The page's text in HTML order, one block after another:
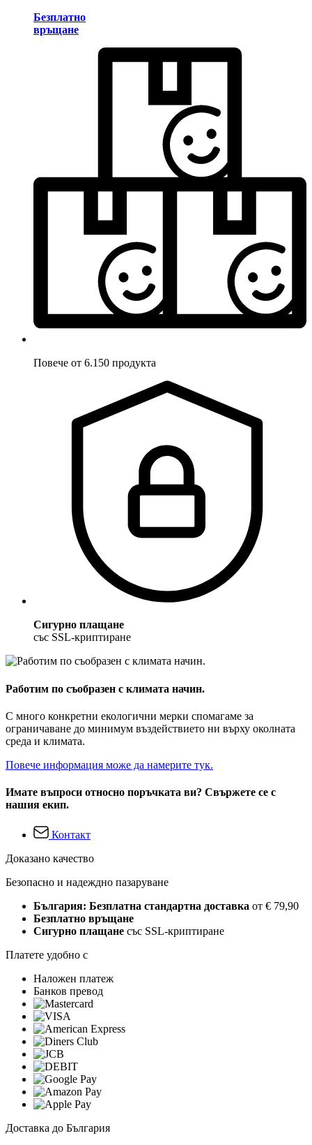
Безплатно
връщане
Повече от 6.150 продукта
Сигурно плащане
със SSL-криптиране
Работим по съобразен с климата начин.
С много конкретни екологични мерки спомагаме за
ограничаване до минимум въздействието ни върху околната
среда и климата.
Повече информация може да намерите тук.
Имате въпроси относно поръчката ви? Свържете се с
нашия екип.
Контакт
Доказано качество
Безопасно и надеждно пазаруване
България: Безплатна стандартна доставка от € 79,90
Безплатно връщане
Сигурно плащане със SSL-криптиране
Платете удобно с
Наложен платеж
Банков превод
Доставка до България